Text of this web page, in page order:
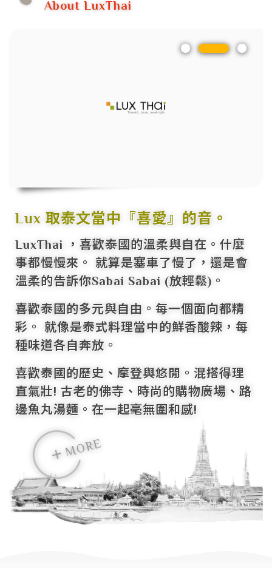
About LuxThai
Lux 取泰文當中『喜愛』的音。
LuxThai ，喜歡泰國的溫柔與自在。什麼
事都慢慢來。 就算是塞車了慢了，還是會
溫柔的告訴你Sabai Sabai (放輕鬆)。
喜歡泰國的多元與自由。每一個面向都精
彩。 就像是泰式料理當中的鮮香酸辣，每
種味道各自奔放。
喜歡泰國的歷史、摩登與悠閒。混搭得理
直氣壯! 古老的佛寺、時尚的購物廣場、路
邊魚丸湯麵。在一起毫無圍和感!
MORE
MO